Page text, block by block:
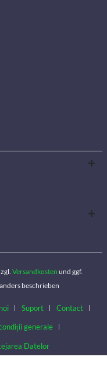
Versandkosten und ggf.
beschrieben
Suport
Contact
generale
Datelor